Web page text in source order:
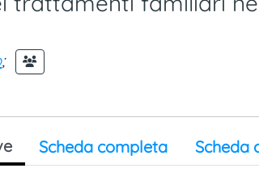
;
Scheda completa Scheda